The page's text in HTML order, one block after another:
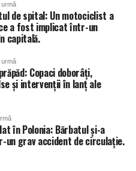
de spital: Un motociclist a
a fost implicat într-un
capitală.
Copaci doborâți,
și intervenții în lanț ale
în Polonia: Bărbatul și-a
un grav accident de circulație.